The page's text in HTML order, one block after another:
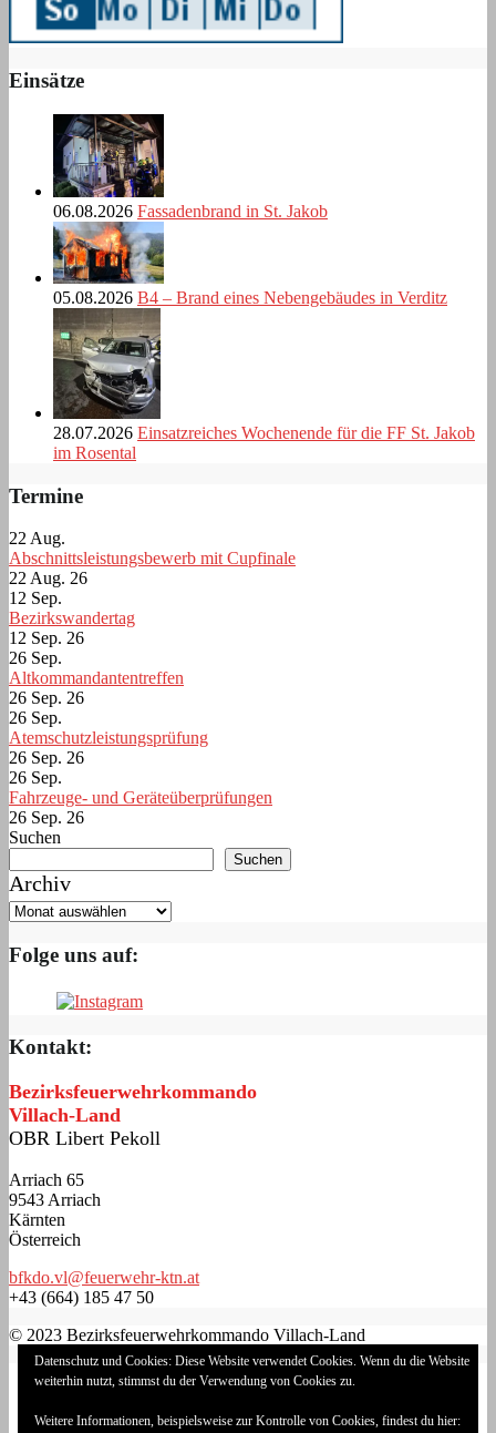
Einsätze
06.08.2026 Fassadenbrand in St. Jakob
05.08.2026 B4 – Brand eines Nebengebäudes in Verditz
28.07.2026 Einsatzreiches Wochenende für die FF St. Jakob
im Rosental
Termine
22 Aug.
Abschnittsleistungsbewerb mit Cupfinale
22 Aug. 26
12 Sep.
Bezirkswandertag
12 Sep. 26
26 Sep.
Altkommandantentreffen
26 Sep. 26
26 Sep.
Atemschutzleistungsprüfung
26 Sep. 26
26 Sep.
Fahrzeuge- und Geräteüberprüfungen
26 Sep. 26
Suchen
Suchen
Archiv
Folge uns auf:
Kontakt:
Bezirksfeuerwehrkommando
Villach-Land
OBR Libert Pekoll
Arriach 65
9543 Arriach
Kärnten
Österreich
bfkdo.vl@feuerwehr-ktn.at
+43 (664) 185 47 50
© 2023 Bezirksfeuerwehrkommando Villach-Land
Impressum
Datenschutzerklärung
Cookie-Richtlinie (EU)
Datenschutz und Cookies: Diese Website verwendet Cookies. Wenn du die Website
weiterhin nutzt, stimmst du der Verwendung von Cookies zu.
Weitere Informationen, beispielsweise zur Kontrolle von Cookies, findest du hier: